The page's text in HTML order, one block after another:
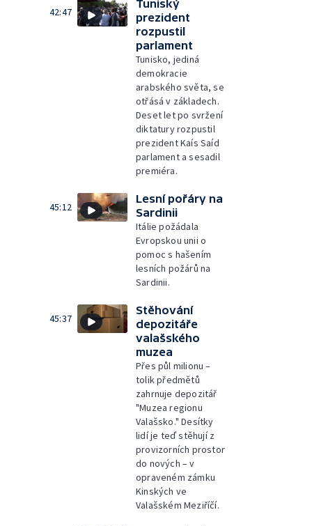
42:47
Tuniský
prezident
rozpustil
parlament
Tunisko, jediná
demokracie
arabského světa, se
otřásá v základech.
Deset let po svržení
diktatury rozpustil
prezident Kaís Saíd
parlament a sesadil
premiéra.
45:12
Lesní pořáry na
Sardinii
Itálie požádala
Evropskou unii o
pomoc s hašením
lesních požárů na
Sardinii.
45:37
Stěhování
depozitáře
valašského
muzea
Přes půl milionu –
tolik předmětů
zahrnuje depozitář
"Muzea regionu
Valašsko." Desítky
lidí je teď stěhují z
provizorních prostor
do nových – v
opraveném zámku
Kinských ve
Valašském Meziříčí.